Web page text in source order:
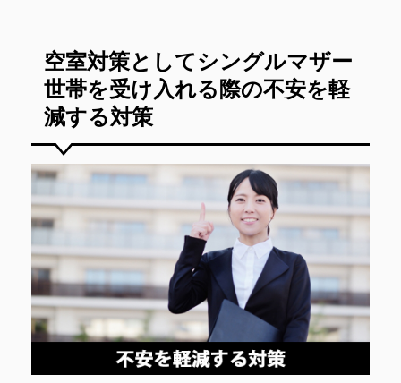
空室対策としてシングルマザー
世帯を受け入れる際の不安を軽
減する対策